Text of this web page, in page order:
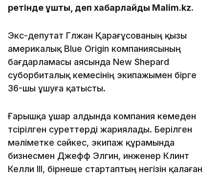
ретінде ұшты, деп хабарлайды Malim.kz.
Экс-депутат Гүлжан Қарағұсованың қызы
америкалық Blue Origin компаниясының
бағдарламасы аясында New Shepard
суборбиталық кемесінің экипажымен бірге
36-шы ұшуға қатысты.
Ғарышқа ұшар алдында компания кемеден
түсірілген суреттерді жариялады. Берілген
мәліметке сәйкес, экипаж құрамында
бизнесмен Джефф Элгин, инженер Клинт
Келли III, бірнеше стартаптың негізін қалаған